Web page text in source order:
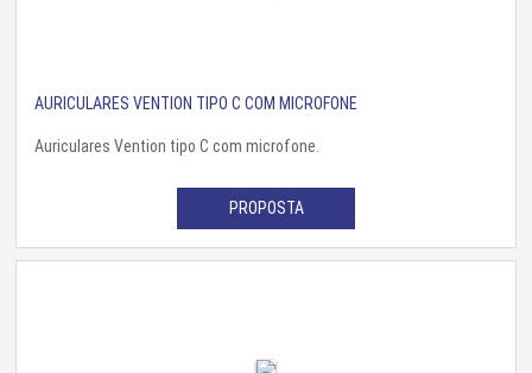
AURICULARES VENTION TIPO C COM MICROFONE
Auriculares Vention tipo C com microfone.
PROPOSTA